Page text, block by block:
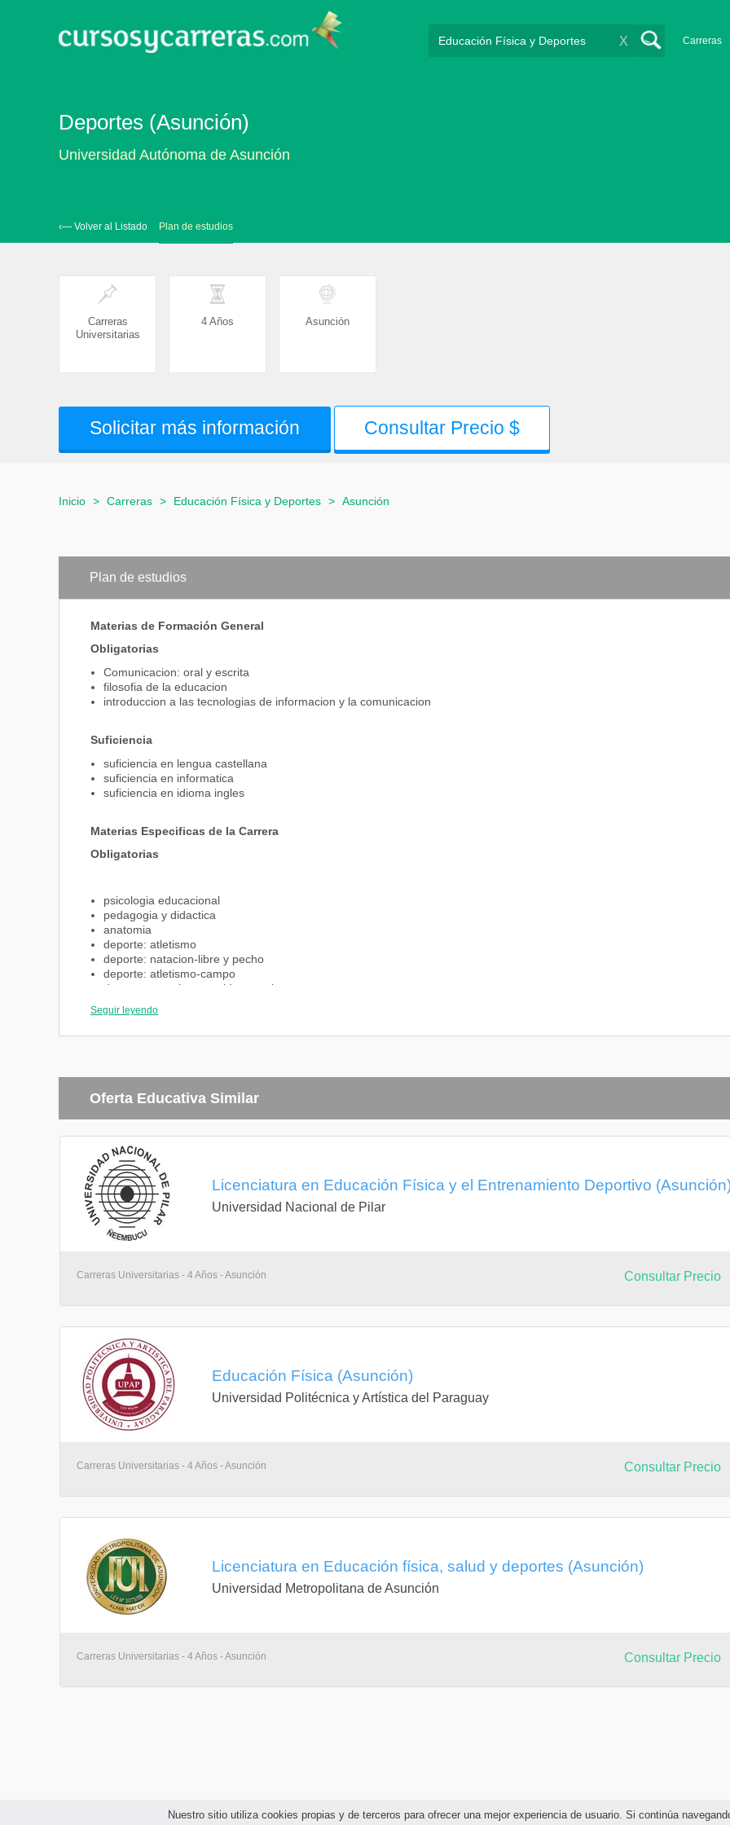
Nuestro sitio utiliza cookies propias y de terceros para ofrecer una mejor experiencia de usuario. Si continúa
Carreras
X
Deportes (Asunción)
Universidad Autónoma de Asunción
‹— Volver al Listado Plan de estudios
Carreras
Universitarias
4 Años Asunción
Solicitar más información Consultar Precio $
Inicio > Carreras > Educación Física y Deportes > Asunción
Plan de estudios
Materias de Formación General
Obligatorias
Comunicacion: oral y escrita
filosofia de la educacion
introduccion a las tecnologias de informacion y la comunicacion
Suficiencia
suficiencia en lengua castellana
suficiencia en informatica
suficiencia en idioma ingles
Materias Especificas de la Carrera
Obligatorias
psicologia educacional
pedagogia y didactica
anatomia
deporte: atletismo
deporte: natacion-libre y pecho
deporte: atletismo-campo
deporte: natacion-espalda y mariposa
fisiologia del ejercicio fisico
legua y literatura guarani
planificacion y gestion educatiava
curriculum y planificacion curricular
fundamentos de la educacion fisica
gimnasia fisica
deporte baloncesto y voleibol
deporte handbol y futbol
educacion fisica escolar
psicomotricidad
practica educativa- deportiva I
acondicionamiento fisico- fuerza y musculacion
fisioterapia deportiva
gimnasia artistica y aerobica: tecnica y practica
fundamentos de la nutricion deportiva
fundamentacion metodologica del entrenamiento
biomecanica
practica educativa- deportiva III
acondicionamiento fisico: resistencia- velocidad
educacion ritmica y expresion corporal
juegos y recreacion
practica educativa- deportiva IV
elaboracion de proyectos y planificacion estrategica deportiva
gimnasia personalizada y especiales
psicologia del deporte
legislacion deportiva
control biomedico
Grado Academico
trabajo de grado ciencias del deporte
seleccion de talento
proyecto educativo
Seguir leyendo
Oferta Educativa Similar
Licenciatura en Educación Física y el Entrenamiento Deportivo
Universidad Nacional de Pilar
Carreras Universitarias - 4 Años - Asunción Consultar Precio
Educación Física (Asunción)
Universidad Politécnica y Artística del Paraguay
Carreras Universitarias - 4 Años - Asunción Consultar Precio
Licenciatura en Educación física, salud y deportes (Asunción)
Universidad Metropolitana de Asunción
Carreras Universitarias - 4 Años - Asunción Consultar Precio